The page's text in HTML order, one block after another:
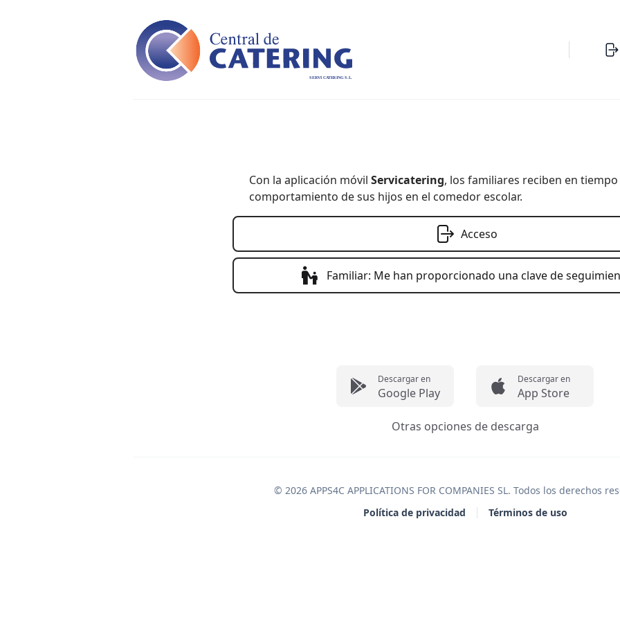
Con la aplicación móvil Servicatering, los familiares reciben en tiempo
comportamiento de sus hijos en el comedor escolar.
Acceso
Familiar: Me han proporcionado una clave de
Descargar en
Google Play
Descargar en
App Store
Otras opciones de descarga
© 2026 APPS4C APPLICATIONS FOR COMPANIES SL. Todos los derechos
Política de privacidad
Términos de uso